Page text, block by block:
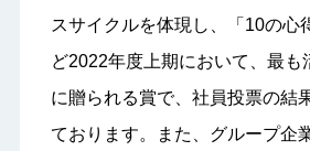
スサイクルを体現し、「10の心
ど2022年度上期において、最も
に贈られる賞で、社員投票の結
ております。また、グループ企